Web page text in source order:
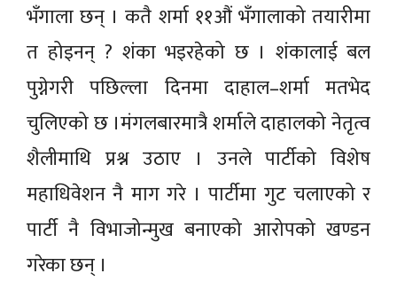
भँगाला छन् । कतै शर्मा ११औं भँगालाको तयारीमा
त होइनन् ? शंका भइरहेको छ । शंकालाई बल
पुग्नेगरी पछिल्ला दिनमा दाहाल–शर्मा मतभेद
चुलिएको छ ।मंगलबारमात्रै शर्माले दाहालको नेतृत्व
शैलीमाथि प्रश्न उठाए । उनले पार्टीको विशेष
महाधिवेशन नै माग गरे । पार्टीमा गुट चलाएको र
पार्टी नै विभाजोन्मुख बनाएको आरोपको खण्डन
गरेका छन् ।